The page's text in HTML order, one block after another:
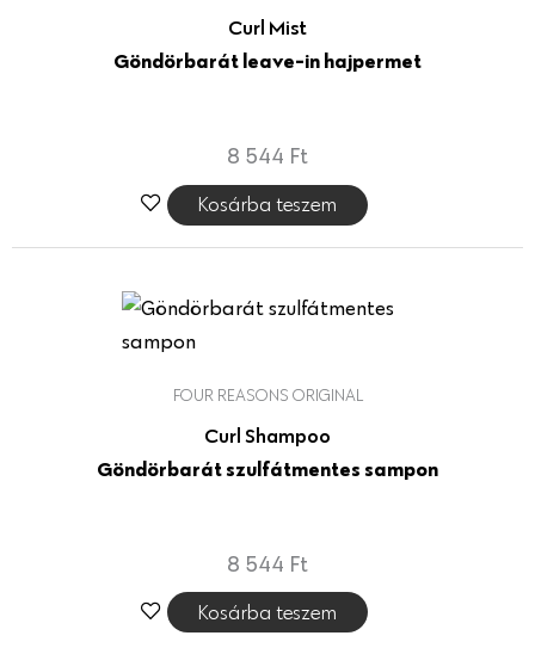
Curl Mist
Göndörbarát leave-in hajpermet
8 544 Ft
Kosárba teszem
FOUR REASONS ORIGINAL
Curl Shampoo
Göndörbarát szulfátmentes sampon
8 544 Ft
Kosárba teszem